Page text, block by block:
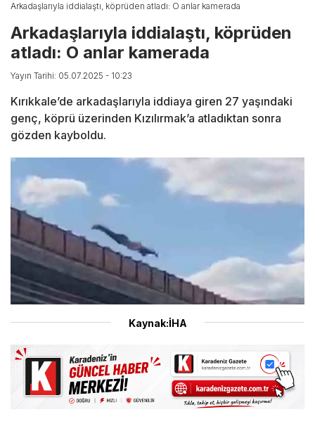
Arkadaşlarıyla iddialaştı, köprüden atladı: O anlar kamerada
Arkadaşlarıyla iddialaştı, köprüden
atladı: O anlar kamerada
Yayın Tarihi: 05.07.2025 - 10:23
Kırıkkale’de arkadaşlarıyla iddiaya giren 27 yaşındaki
genç, köprü üzerinden Kızılırmak’a atladıktan sonra
gözden kayboldu.
Kaynak:İHA